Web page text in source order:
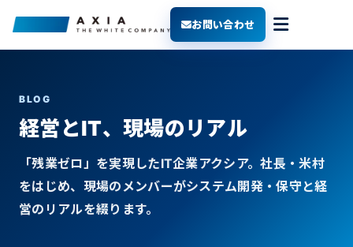
お問い合わせ
BLOG
経営とIT、現場のリアル
「残業ゼロ」を実現したIT企業アクシア。社長・米村
をはじめ、現場のメンバーがシステム開発・保守と経
営のリアルを綴ります。